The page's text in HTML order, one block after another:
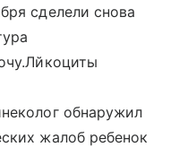
сделели снова
обнаружил
жалоб ребенок